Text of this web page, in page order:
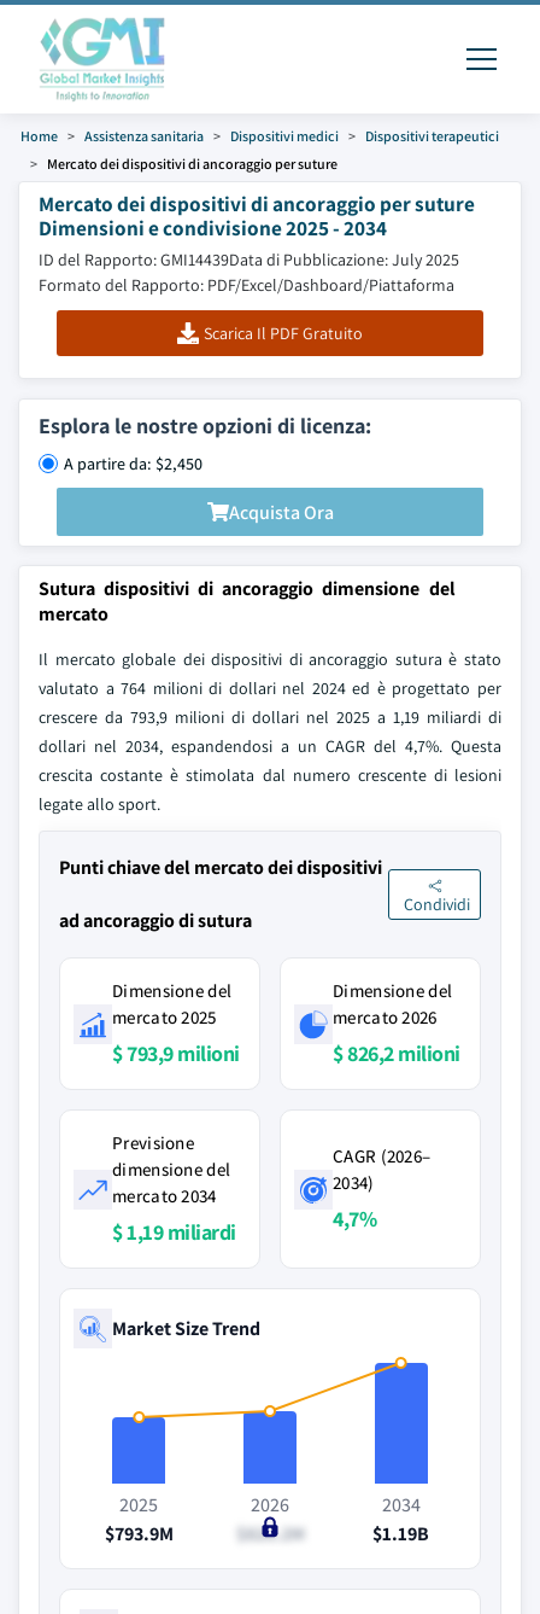
Home Assistenza sanitaria Dispositivi medici
Dispositivi terapeutici
Mercato dei dispositivi di ancoraggio per suture
Mercato dei dispositivi di ancoraggio per suture
Dimensioni e condivisione 2025 - 2034
ID del Rapporto: GMI14439Data di Pubblicazione: July 2025
Formato del Rapporto: PDF/Excel/Dashboard/Piattaforma
Scarica Il PDF Gratuito
Esplora le nostre opzioni di licenza:
A partire da: $2,450
Acquista Ora
Sutura dispositivi di ancoraggio dimensione del
mercato
Il mercato globale dei dispositivi di ancoraggio sutura è stato
valutato a 764 milioni di dollari nel 2024 ed è progettato per
crescere da 793,9 milioni di dollari nel 2025 a 1,19 miliardi di
dollari nel 2034, espandendosi a un CAGR del 4,7%. Questa
crescita costante è stimolata dal numero crescente di lesioni
legate allo sport.
Punti chiave del mercato dei dispositivi
ad ancoraggio di sutura
Condividi
Dimensione del
mercato 2025
$ 793,9 milioni
Dimensione del
mercato 2026
$ 826,2 milioni
Previsione
dimensione del
mercato 2034
$ 1,19 miliardi
CAGR (2026–
2034)
4,7%
Market Size Trend
2025
$793.9M
2026
$826.2M
2034
$1.19B